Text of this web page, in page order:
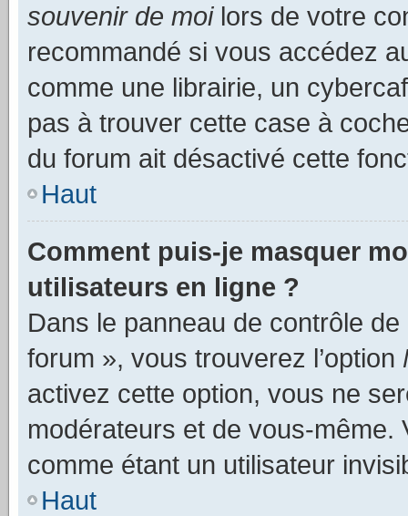
souvenir de moilors de votre
recommandé si vous accédez
comme une librairie, un
pas à trouver cette case à
du forum ait désactivé cette
Haut
Comment puis-je masquer
utilisateurs en ligne ?
Dans le panneau de contrôle
forum », vous trouverez l’option
activez cette option, vous ne
modérateurs et de vous-
comme étant un utilisateur
Haut